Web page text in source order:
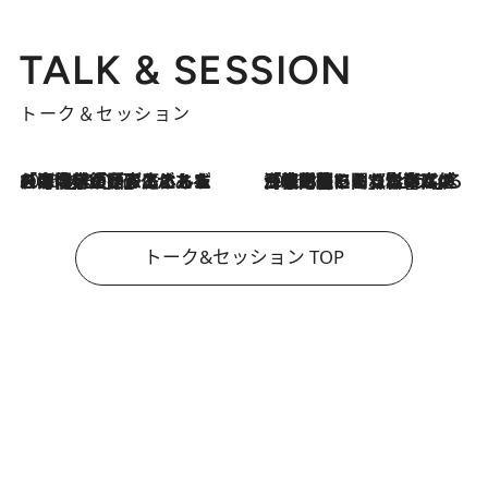
TALK & SESSION
トーク＆セッション
2026.8.3
「今後値上げがあるとすれば…」「リスクがあるのは今年の冬」エネルギー専門家が語る、ホルムズ海峡封鎖が家庭にもたらす“ある心配” 2026.8.3
「住宅建てられない…」「サーチャージ料の高値が続いている」ホルムズ海峡封鎖による影響はいつまで続く？《エネルギー専門家に聞く“どうなる日本の暮らし”》
トーク&セッション TOP